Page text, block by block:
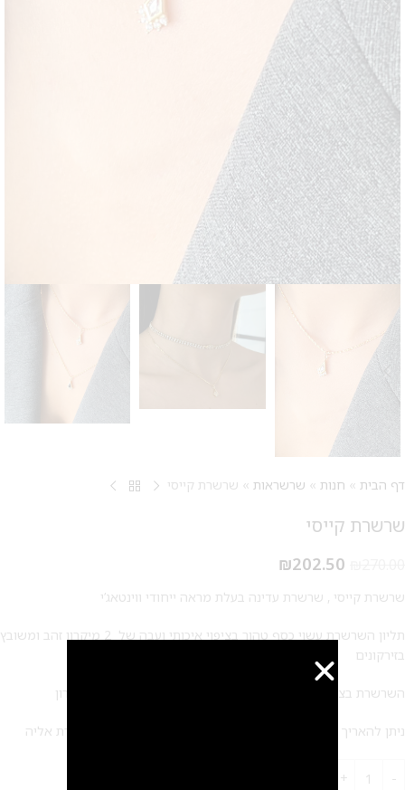
דף הבית » חנות » שרשראות » שרשרת קייסי
שרשרת קייסי
₪202.50
שרשרת קייסי , שרשרת עדינה בעלת מראה ייחודי ווינטאג’י
תליון השרשרת עשוי כסף טהור בציפוי איכותי ועבה של 2 מיקרון זהב ומשובץ
בזירקונים
השרשרת בציפוי זהב 14 קראט – שכבה עבה ואיכותית של 2 מיקרון
ניתן להאריך ולקצר את השרשרת בעזרת שרשרת הארכה המחוברת אליה